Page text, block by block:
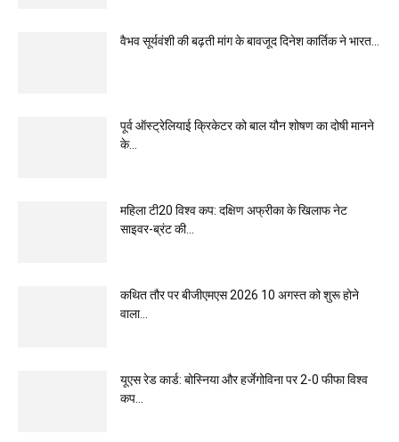
वैभव सूर्यवंशी की बढ़ती मांग के बावजूद दिनेश कार्तिक ने भारत...
पूर्व ऑस्ट्रेलियाई क्रिकेटर को बाल यौन शोषण का दोषी मानने
के...
महिला टी20 विश्व कप: दक्षिण अफ्रीका के खिलाफ नेट
साइवर-ब्रंट की...
कथित तौर पर बीजीएमएस 2026 10 अगस्त को शुरू होने
वाला...
यूएस रेड कार्ड: बोस्निया और हर्जेगोविना पर 2-0 फीफा विश्व
कप...